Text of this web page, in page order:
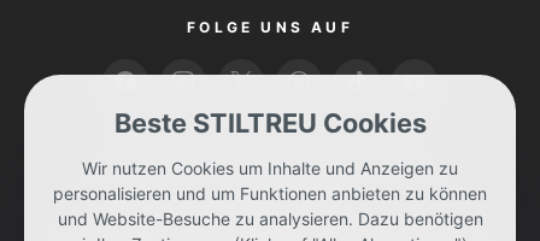
FOLGE UNS AUF
Beste STILTREU Cookies
Wir nutzen Cookies um Inhalte und Anzeigen zu
personalisieren und um Funktionen anbieten zu können
und Website-Besuche zu analysieren. Dazu benötigen